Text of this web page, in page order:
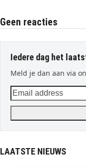
Geen reacties
Iedere dag het
Meld je dan aan via
Email
address
LAATSTE NIEUWS